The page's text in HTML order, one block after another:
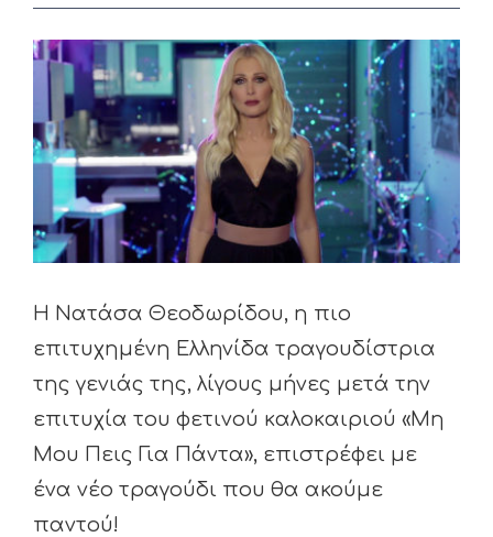
View
Larger
Image
Η Νατάσα Θεοδωρίδου, η πιο
επιτυχημένη Ελληνίδα τραγουδίστρια
της γενιάς της, λίγους μήνες μετά την
επιτυχία του φετινού καλοκαιριού «Μη
Μου Πεις Για Πάντα», επιστρέφει με
ένα νέο τραγούδι που θα ακούμε
παντού!